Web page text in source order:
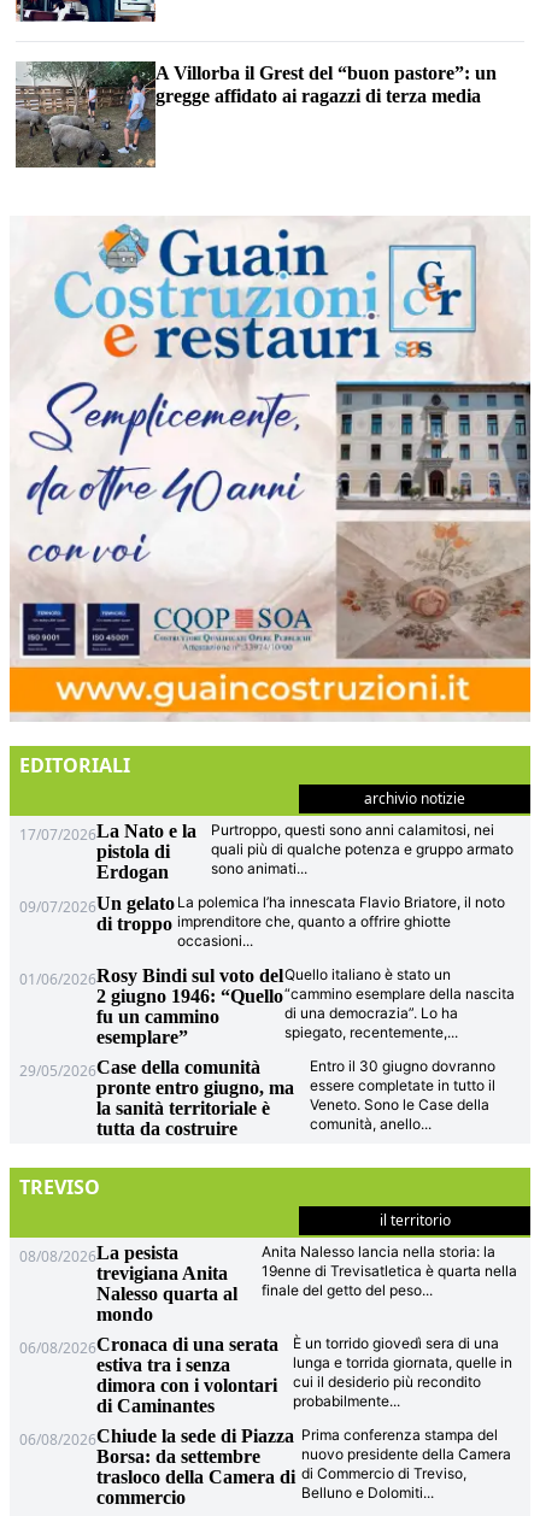
A Villorba il Grest del “buon pastore”: un
gregge affidato ai ragazzi di terza media
EDITORIALI
archivio notizie
17/07/2026La Nato e la
pistola di
Erdogan
Purtroppo, questi sono anni calamitosi, nei
quali più di qualche potenza e gruppo armato
sono animati...
09/07/2026Un gelato
di troppo
La polemica l’ha innescata Flavio Briatore, il noto
imprenditore che, quanto a offrire ghiotte
occasioni...
01/06/2026Rosy Bindi sul voto del
2 giugno 1946: “Quello
fu un cammino
esemplare”
Quello italiano è stato un
“cammino esemplare della nascita
di una democrazia”. Lo ha
spiegato, recentemente,...
29/05/2026Case della comunità
pronte entro giugno, ma
la sanità territoriale è
tutta da costruire
Entro il 30 giugno dovranno
essere completate in tutto il
Veneto. Sono le Case della
comunità, anello...
TREVISO
il territorio
08/08/2026La pesista
trevigiana Anita
Nalesso quarta al
mondo
Anita Nalesso lancia nella storia: la
19enne di Trevisatletica è quarta nella
finale del getto del peso...
06/08/2026Cronaca di una serata
estiva tra i senza
dimora con i volontari
di Caminantes
È un torrido giovedì sera di una
lunga e torrida giornata, quelle in
cui il desiderio più recondito
probabilmente...
06/08/2026Chiude la sede di Piazza
Borsa: da settembre
trasloco della Camera di
commercio
Prima conferenza stampa del
nuovo presidente della Camera
di Commercio di Treviso,
Belluno e Dolomiti...